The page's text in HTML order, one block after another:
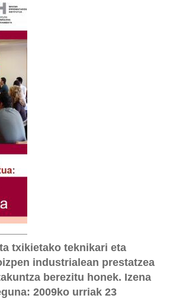
txikietako teknikari eta
industrialean prestatzea
berezitu honek. Izena
2009ko urriak 23